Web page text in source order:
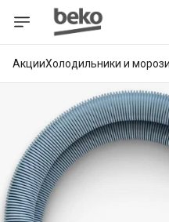
АкцииХолодильники и